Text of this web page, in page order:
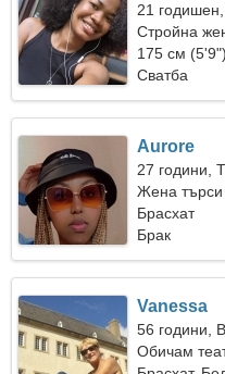
21
Стройна
175 см
Сватба
Aurore
27 години,
Жена
Брасхат
Брак
Vanessa
56 години,
Обичам